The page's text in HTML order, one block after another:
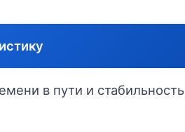
в пути и стабильность